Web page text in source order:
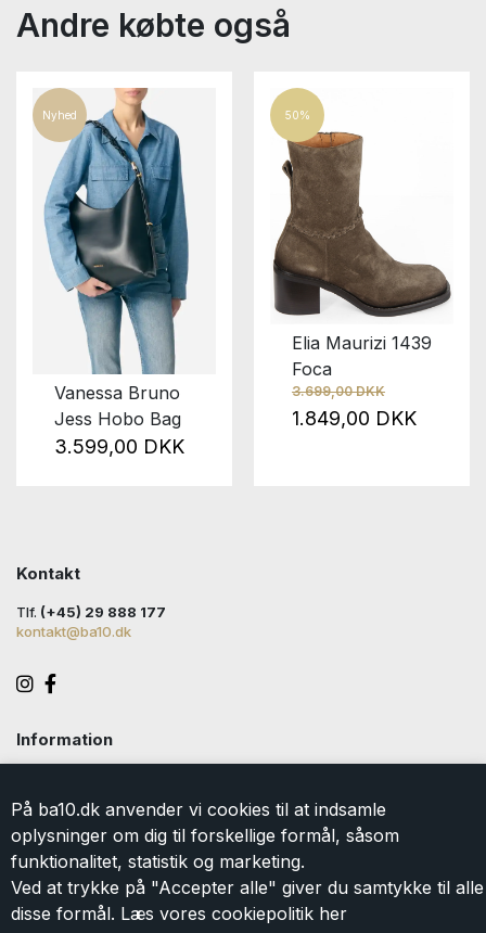
På ba10.dk anvender vi cookies til at indsamle
oplysninger om dig til forskellige formål, såsom
funktionalitet, statistik og marketing.
Ved at trykke på "Accepter alle" giver du samtykke til alle
disse formål. Læs vores cookiepolitik her
Andre købte også
Nyhed
Vanessa Bruno
Jess Hobo Bag
3.599,00 DKK
50%
Elia Maurizi 1439
Foca
3.699,00 DKK
1.849,00 DKK
Kontakt
Tlf. (+45) 29 888 177
kontakt@ba10.dk
Information
Levering
Returlabel
Persondatapolitik
Om BA10